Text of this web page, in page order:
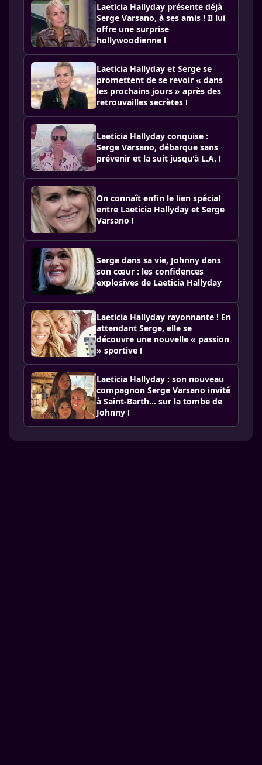
Laeticia Hallyday présente déjà
Serge Varsano, à ses amis ! Il lui
offre une surprise
hollywoodienne !
Laeticia Hallyday et Serge se
promettent de se revoir « dans
les prochains jours » après des
retrouvailles secrètes !
Laeticia Hallyday conquise :
Serge Varsano, débarque sans
prévenir et la suit jusqu'à L.A. !
On connaît enfin le lien spécial
entre Laeticia Hallyday et Serge
Varsano !
Serge dans sa vie, Johnny dans
son cœur : les confidences
explosives de Laeticia Hallyday
Laeticia Hallyday rayonnante ! En
attendant Serge, elle se
découvre une nouvelle « passion
» sportive !
Laeticia Hallyday : son nouveau
compagnon Serge Varsano invité
à Saint-Barth… sur la tombe de
Johnny !